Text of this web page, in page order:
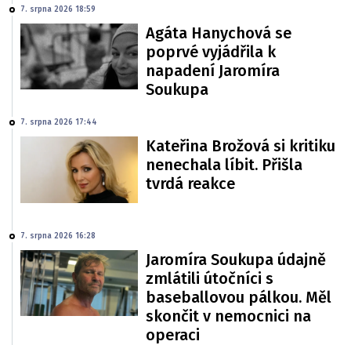
7. srpna 2026 18:59
Agáta Hanychová se
poprvé vyjádřila k
napadení Jaromíra
Soukupa
7. srpna 2026 17:44
Kateřina Brožová si kritiku
nenechala líbit. Přišla
tvrdá reakce
7. srpna 2026 16:28
Jaromíra Soukupa údajně
zmlátili útočníci s
baseballovou pálkou. Měl
skončit v nemocnici na
operaci